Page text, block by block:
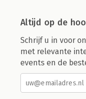
Altijd op de
Schrijf u in voor
met relevante
events en de